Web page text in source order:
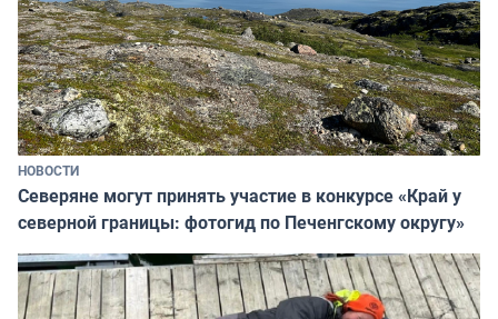
НОВОСТИ
Северяне могут принять участие в конкурсе «Край у
северной границы: фотогид по Печенгскому округу»